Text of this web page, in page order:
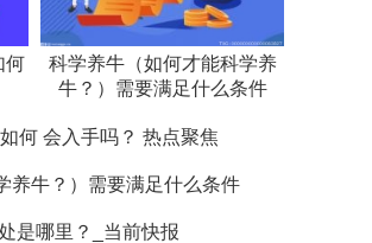
何
科学养牛（如何才能科学养
牛？）需要满足什么条件
何 会入手吗？ 热点聚焦
养牛？）需要满足什么条件
是哪里？_当前快报